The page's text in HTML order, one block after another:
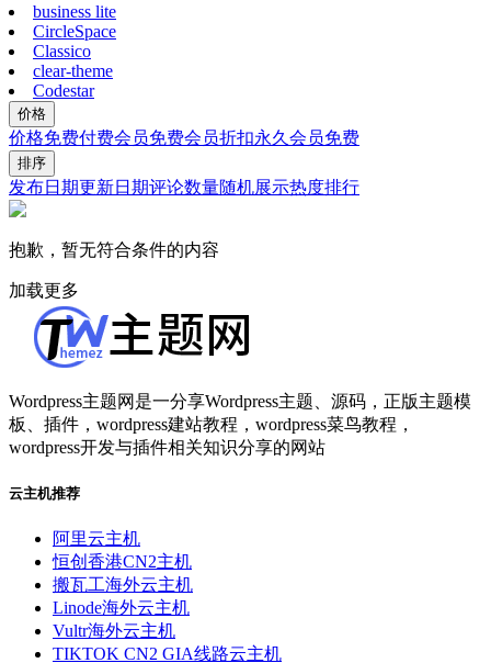
business lite
CircleSpace
Classico
clear-theme
Codestar
价格
价格免费付费会员免费会员折扣永久会员免费
排序
发布日期更新日期评论数量随机展示热度排行
抱歉，暂无符合条件的内容
加载更多
Wordpress主题网是一分享Wordpress主题、源码，正版主题模
板、插件，wordpress建站教程，wordpress菜鸟教程，
wordpress开发与插件相关知识分享的网站
云主机推荐
阿里云主机
恒创香港CN2主机
搬瓦工海外云主机
Linode海外云主机
Vultr海外云主机
TIKTOK CN2 GIA线路云主机